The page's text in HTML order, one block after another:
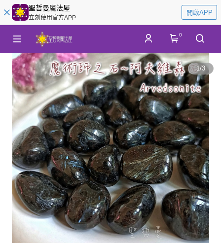
聖哲曼魔法屋
立刻使用官方APP
開啟APP
0
1/3